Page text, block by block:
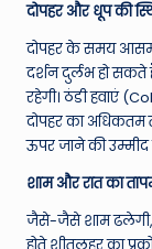
दोपहर और धूप की
दोपहर के समय
दर्शन दुर्लभ हो सकते
रहेगी। ठंडी हवाएं
दोपहर का अधिकतम
ऊपर जाने की
शाम और रात का
जैसे-जैसे शाम ढलेगी,
होते शीतलहर का